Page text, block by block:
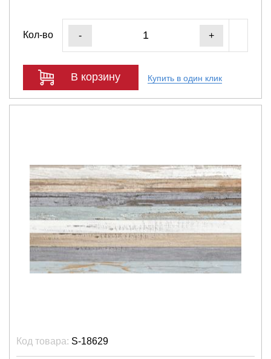
Кол-во - +
В корзину Купить в один клик
Код товара: S-18629